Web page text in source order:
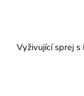
Vyživující sprej